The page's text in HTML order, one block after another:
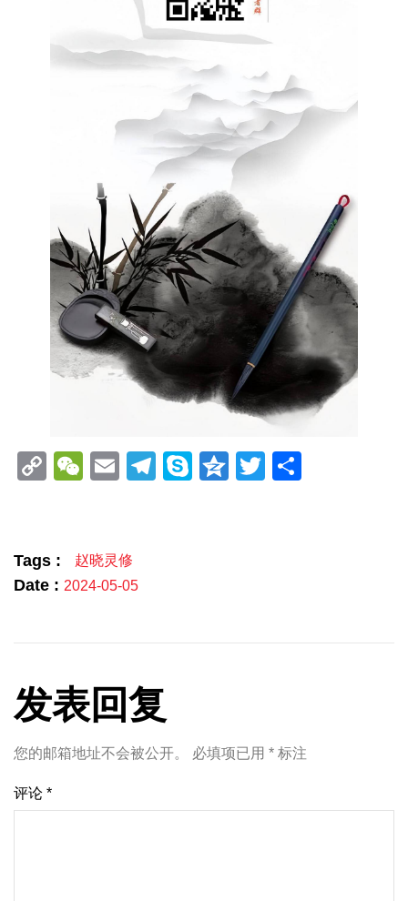
CopyWeChat
EmailTelegram
SkypeQzoneTwitter
Tags : 赵晓灵修
Date : 2024-05-05
发表回复
您的邮箱地址不会被公开。 必填项已用 * 标注
评论 *